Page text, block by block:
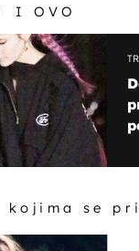
I OVO
se